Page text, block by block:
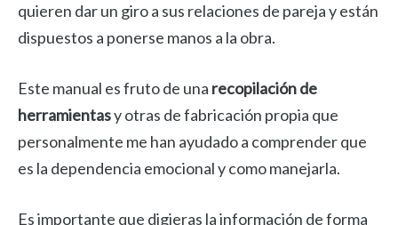
quieren dar un giro a sus relaciones de pareja y están
dispuestos a ponerse manos a la obra.
Este manual es fruto de una recopilación de
herramientasy otras de fabricación propia que
personalmente me han ayudado a comprender que
es la dependencia emocional y como manejarla.
Es importante que digieras la información de forma